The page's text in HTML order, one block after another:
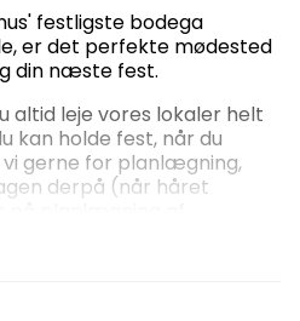
festligste bodega
er det perfekte mødested
din næste fest.
altid leje vores lokaler helt
kan holde fest, når du
gerne for planlægning,
derpå (når håret
personale, der